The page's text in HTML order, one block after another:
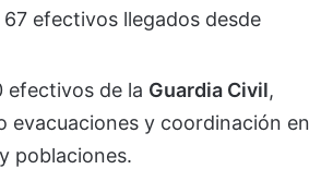
efectivos llegados desde
efectivos de la Guardia Civil,
evacuaciones y coordinación en
poblaciones.